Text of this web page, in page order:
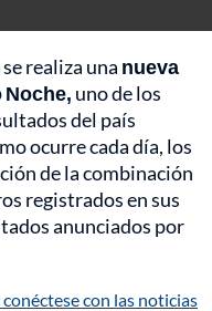
realiza una nueva
Noche, uno de los
del país
ocurre cada día, los
de la combinación
registrados en sus
anunciados por
con las noticias